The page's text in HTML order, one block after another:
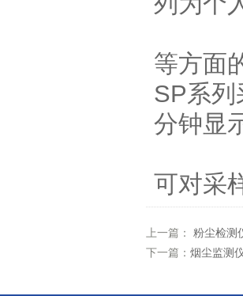
等方面
SP系列
分钟显
可对采
上一篇：
粉尘检测
下一篇： 烟尘监测